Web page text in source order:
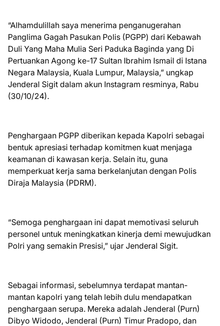
“Alhamdulillah saya menerima penganugerahan
Panglima Gagah Pasukan Polis (PGPP) dari Kebawah
Duli Yang Maha Mulia Seri Paduka Baginda yang Di
Pertuankan Agong ke-17 Sultan Ibrahim Ismail di Istana
Negara Malaysia, Kuala Lumpur, Malaysia,” ungkap
Jenderal Sigit dalam akun Instagram resminya, Rabu
(30/10/24).
Penghargaan PGPP diberikan kepada Kapolri sebagai
bentuk apresiasi terhadap komitmen kuat menjaga
keamanan di kawasan kerja. Selain itu, guna
memperkuat kerja sama berkelanjutan dengan Polis
Diraja Malaysia (PDRM).
“Semoga penghargaan ini dapat memotivasi seluruh
personel untuk meningkatkan kinerja demi mewujudkan
Polri yang semakin Presisi,” ujar Jenderal Sigit.
Sebagai informasi, sebelumnya terdapat mantan-
mantan kapolri yang telah lebih dulu mendapatkan
penghargaan serupa. Mereka adalah Jenderal (Purn)
Dibyo Widodo, Jenderal (Purn) Timur Pradopo, dan